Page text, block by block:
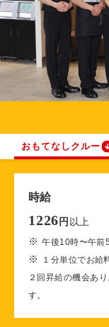
おもてなしクルー
時給
1226 円 以上
※午後10時〜午前
※
１分単位でお給
２回昇給の機会あ
す。